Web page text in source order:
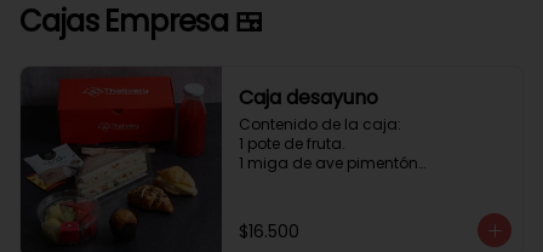
Cajas Empresa 🍱
Caja desayuno
Contenido de la caja:
1 pote de fruta.
1 miga de ave pimentón
1 mini muffin
1 sobre de té y café
$16.500